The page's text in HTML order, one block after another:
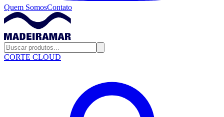
Quem SomosContato
CORTE CLOUD